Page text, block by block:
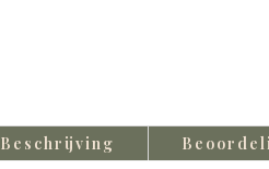
Beschrijving